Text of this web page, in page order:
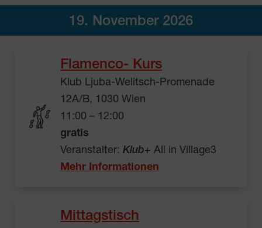
19. November 2026
Flamenco- Kurs
Klub Ljuba-Welitsch-Promenade
12A/B, 1030 Wien
11:00 – 12:00
gratis
Veranstalter: Klub+ All in Village3
Mehr Informationen
Mittagstisch